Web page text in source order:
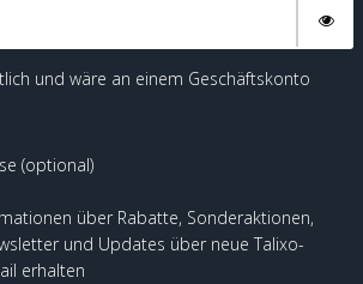
und wäre an einem Geschäftskonto
(optional)
über Rabatte, Sonderaktionen,
und Updates über neue Talixo-
erhalten